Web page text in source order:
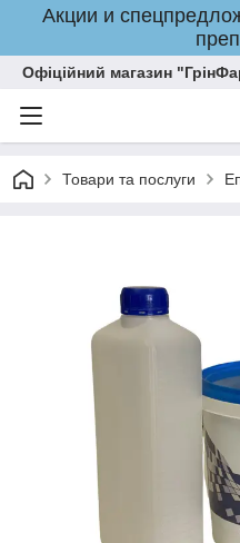
Акции и
Офіційний магазин
Товари та послуги